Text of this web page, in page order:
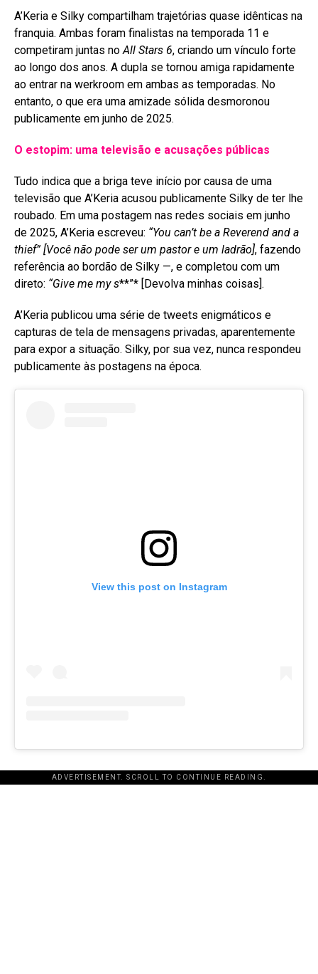
A’Keria e Silky compartilham trajetórias quase idênticas na
franquia. Ambas foram finalistas na temporada 11 e
competiram juntas noAll Stars 6, criando um vínculo forte
ao longo dos anos. A dupla se tornou amiga rapidamente
ao entrar na werkroom em ambas as temporadas. No
entanto, o que era uma amizade sólida desmoronou
publicamente em junho de 2025.
O estopim: uma televisão e acusações públicas
Tudo indica que a briga teve início por causa de uma
televisão que A’Keria acusou publicamente Silky de ter lhe
roubado. Em uma postagem nas redes sociais em junho
de 2025, A’Keria escreveu: “You can’t be a Reverend and a
thief”[Você não pode ser um pastor e um ladrão], fazendo
referência ao bordão de Silky —, e completou com um
direto: “Give me my s**”* [Devolva minhas coisas] .
A’Keria publicou uma série de tweets enigmáticos e
capturas de tela de mensagens privadas, aparentemente
para expor a situação. Silky, por sua vez, nunca respondeu
publicamente às postagens na época.
View this post on Instagram
ADVERTISEMENT. SCROLL TO CONTINUE READING.